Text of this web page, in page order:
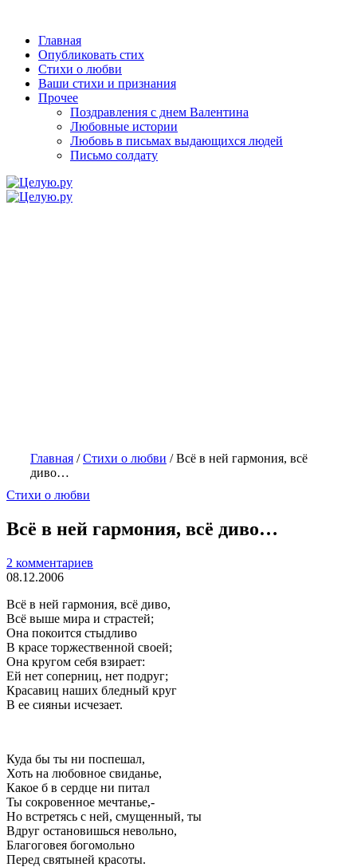
Главная
Опубликовать стих
Стихи о любви
Ваши стихи и признания
Прочее
Поздравления с днем Валентина
Любовные истории
Любовь в письмах выдающихся людей
Письмо солдату
Главная /Стихи о любви /Всё в ней гармония, всё
диво…
Стихи о любви
Всё в ней гармония, всё диво…
2 комментариев
08.12.2006
Всё в ней гармония, всё диво,
Всё выше мира и страстей;
Она покоится стыдливо
В красе торжественной своей;
Она кругом себя взирает:
Ей нет соперниц, нет подруг;
Красавиц наших бледный круг
В ее сияньи исчезает.
Куда бы ты ни поспешал,
Хоть на любовное свиданье,
Какое б в сердце ни питал
Ты сокровенное мечтанье,-
Но встретясь с ней, смущенный, ты
Вдруг остановишься невольно,
Благоговея богомольно
Перед святыней красоты.